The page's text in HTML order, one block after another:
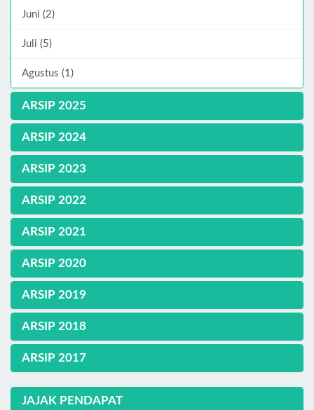
Juni (2)
Juli (5)
Agustus (1)
ARSIP 2025
ARSIP 2024
ARSIP 2023
ARSIP 2022
ARSIP 2021
ARSIP 2020
ARSIP 2019
ARSIP 2018
ARSIP 2017
JAJAK PENDAPAT